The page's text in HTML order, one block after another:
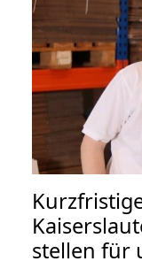
stellen für